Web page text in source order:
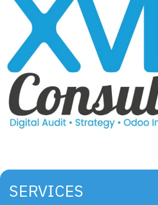
SERVICES